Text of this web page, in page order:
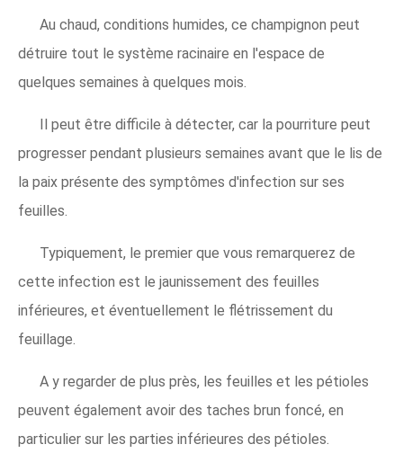
Au chaud, conditions humides, ce champignon peut
détruire tout le système racinaire en l'espace de
quelques semaines à quelques mois.
Il peut être difficile à détecter, car la pourriture peut
progresser pendant plusieurs semaines avant que le lis de
la paix présente des symptômes d'infection sur ses
feuilles.
Typiquement, le premier que vous remarquerez de
cette infection est le jaunissement des feuilles
inférieures, et éventuellement le flétrissement du
feuillage.
A y regarder de plus près, les feuilles et les pétioles
peuvent également avoir des taches brun foncé, en
particulier sur les parties inférieures des pétioles.